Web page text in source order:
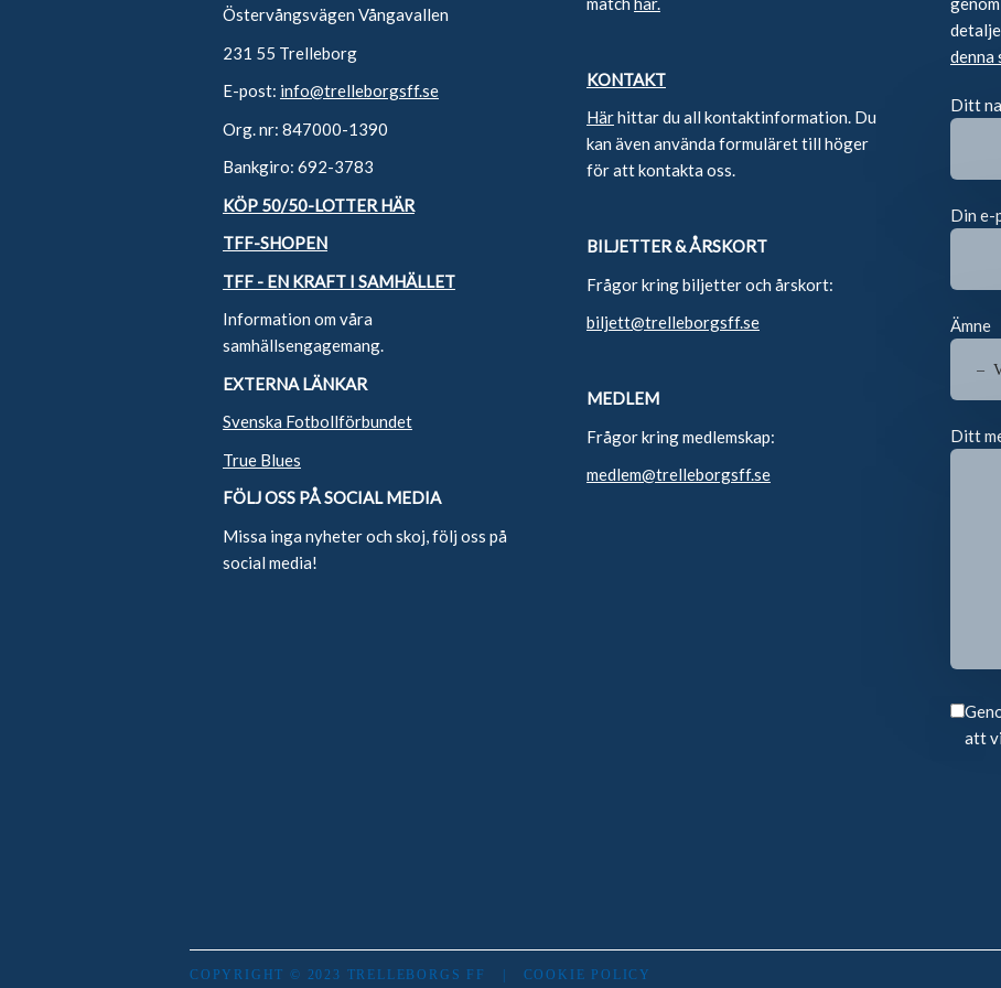
Östervångsvägen Vångavallen
231 55 Trelleborg
E-post: info@trelleborgsff.se
Org. nr: 847000-1390
Bankgiro: 692-3783
KÖP 50/50-LOTTER HÄR
TFF-SHOPEN
TFF - EN KRAFT I SAMHÄLLET
Information om våra
samhällsengagemang.
EXTERNA LÄNKAR
Svenska Fotbollförbundet
True Blues
FÖLJ OSS PÅ SOCIAL MEDIA
Missa inga nyheter och skoj, följ oss på
social media!
KONTAKT
Härhittar du all kontaktinformation. Du
kan även använda formuläret till höger
för att kontakta oss.
BILJETTER & ÅRSKORT
Frågor kring biljetter och årskort:
biljett@trelleborgsff.se
MEDLEM
Frågor kring medlemskap:
medlem@trelleborgsff.se
denna
Ditt
Din e-
Ämne
Ditt
att
COPYRIGHT © 2023 TRELLEBORGS FF COOKIE POLICY